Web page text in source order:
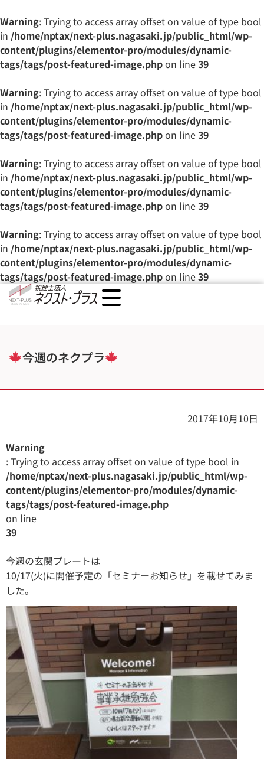
Warning: Trying to access array offset on value of type bool
in /home/nptax/next-plus.nagasaki.jp/public_html/wp-
content/plugins/elementor-pro/modules/dynamic-
tags/tags/post-featured-image.phpon line39
Warning: Trying to access array offset on value of type bool
in /home/nptax/next-plus.nagasaki.jp/public_html/wp-
content/plugins/elementor-pro/modules/dynamic-
tags/tags/post-featured-image.phpon line39
Warning: Trying to access array offset on value of type bool
in /home/nptax/next-plus.nagasaki.jp/public_html/wp-
content/plugins/elementor-pro/modules/dynamic-
tags/tags/post-featured-image.phpon line39
Warning: Trying to access array offset on value of type bool
in /home/nptax/next-plus.nagasaki.jp/public_html/wp-
content/plugins/elementor-pro/modules/dynamic-
tags/tags/post-featured-image.phpon line39
今週のネクプラ
2017年10月10日
Warning
: Trying to access array offset on value of type bool in
/home/nptax/next-plus.nagasaki.jp/public_html/wp-
content/plugins/elementor-pro/modules/dynamic-
tags/tags/post-featured-image.php
on line
39
今週の玄関プレートは
10/17(火)に開催予定の「セミナーお知らせ」を載せてみま
した。